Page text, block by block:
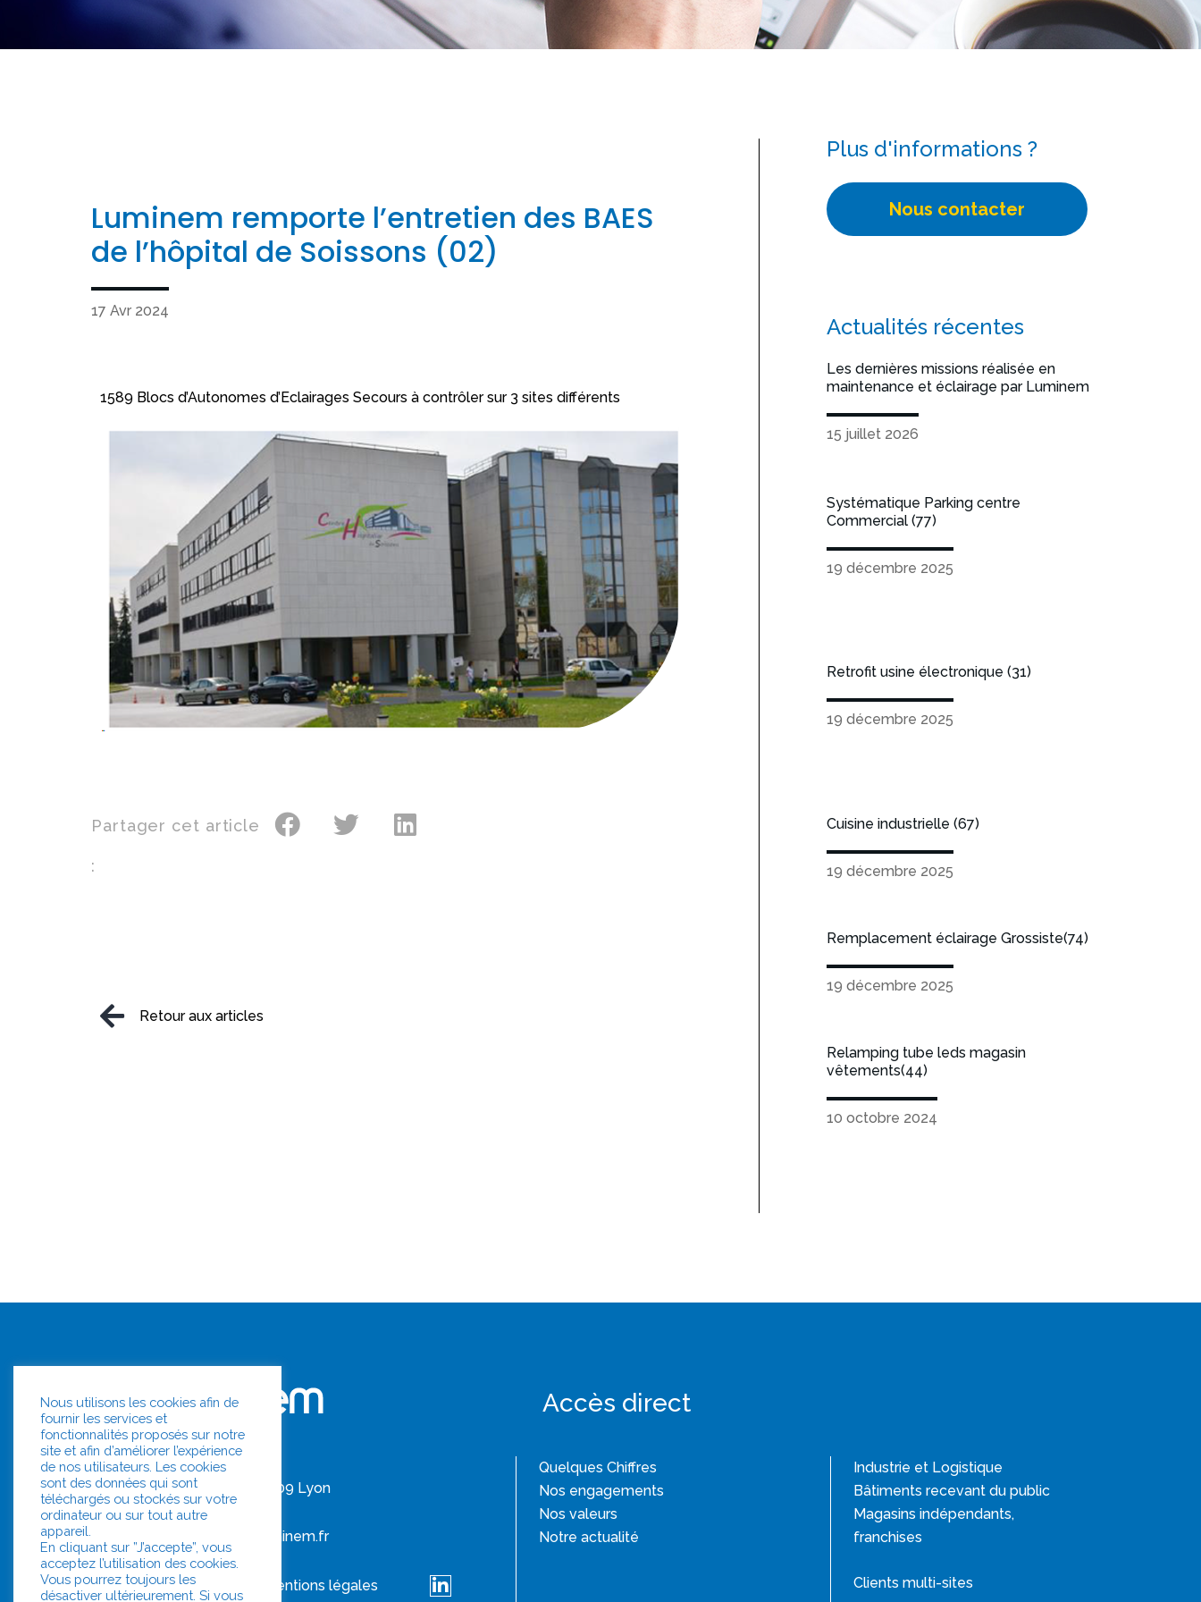
Luminem remporte l’entretien des BAES
de l’hôpital de Soissons (02)
17 Avr 2024
1589 Blocs d’Autonomes d’Eclairages Secours à contrôler sur 3 sites différents
Partager cet article
:
Retour aux articles
Plus d'informations ?
Nous contacter
Actualités récentes
Les dernières missions réalisée en
maintenance et éclairage par Luminem
15 juillet 2026
Systématique Parking centre
Commercial (77)
19 décembre 2025
Retrofit usine électronique (31)
19 décembre 2025
Cuisine industrielle (67)
19 décembre 2025
Remplacement éclairage Grossiste(74)
19 décembre 2025
Relamping tube leds magasin
vêtements(44)
10 octobre 2024
Accès direct
Siège social :
14 quai du commerce 69009 Lyon
Tél. : 04 37 64 28 28
maintenance@luminem.fr
@ 2021 Luminem Mentions légales
Quelques Chiffres
Nos engagements
Nos valeurs
Notre actualité
Industrie et Logistique
Bâtiments recevant du public
Magasins indépendants,
franchises
Clients multi-sites
Nous utilisons les cookies afin de
fournir les services et
fonctionnalités proposés sur notre
site et afin d’améliorer l’expérience
de nos utilisateurs. Les cookies
sont des données qui sont
téléchargés ou stockés sur votre
ordinateur ou sur tout autre
appareil.
En cliquant sur ”J’accepte”, vous
acceptez l’utilisation des cookies.
Vous pourrez toujours les
désactiver ultérieurement. Si vous